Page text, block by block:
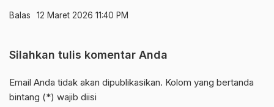
Balas 12 Maret 2026 11:40 PM
Silahkan tulis komentar Anda
Email Anda tidak akan dipublikasikan. Kolom yang bertanda
bintang (*) wajib diisi